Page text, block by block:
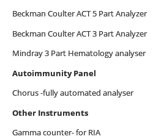
Beckman Coulter ACT 5 Part Analyzer
Beckman Coulter ACT 3 Part Analyzer
Mindray 3 Part Hematology analyser
Autoimmunity Panel
Chorus -fully automated analyser
Other Instruments
Gamma counter- for RIA